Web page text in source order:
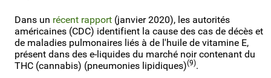
Dans un récent rapport (janvier 2020), les autorités
américaines (CDC) identifient la cause des cas de décès et
de maladies pulmonaires liés à de l'huile de vitamine E,
présent dans des e-liquides du marché noir contenant du
THC (cannabis) (pneumonies lipidiques)(9).